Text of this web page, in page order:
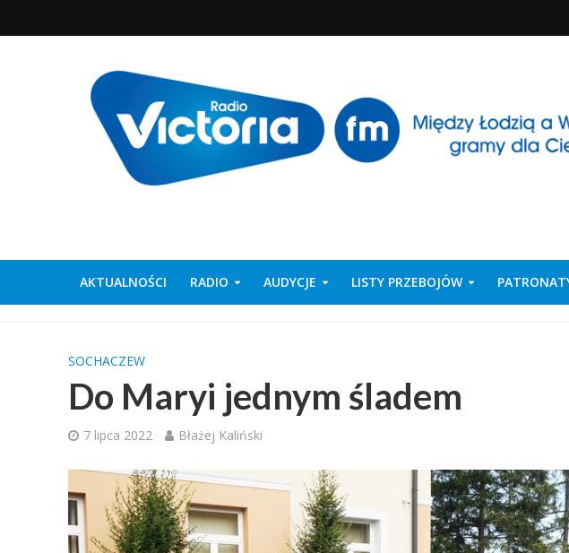
AKTUALNOŚCI RADIO AUDYCJE LISTY PRZEBOJÓW
SOCHACZEW
Do Maryi jednym śladem
7 lipca 2022 Błażej Kaliński